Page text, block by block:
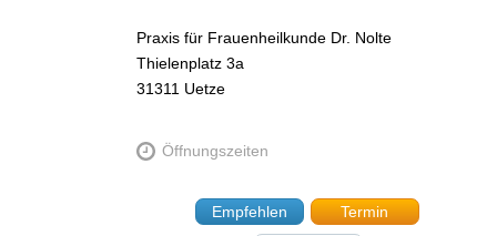
Praxis für Frauenheilkunde Dr. Nolte
Thielenplatz 3a
31311 Uetze
Öffnungszeiten
Empfehlen
Termin